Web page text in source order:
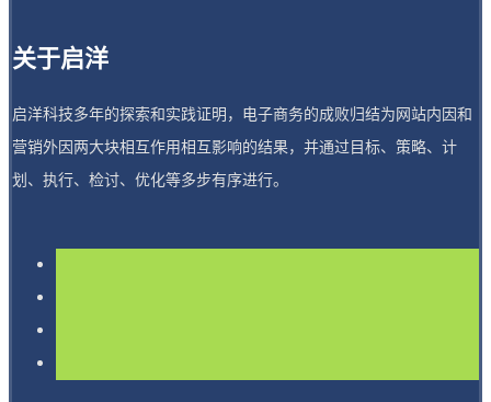
关于启洋
启洋科技多年的探索和实践证明，电子商务的成败归结为网站内因和
营销外因两大块相互作用相互影响的结果，并通过目标、策略、计
划、执行、检讨、优化等多步有序进行。